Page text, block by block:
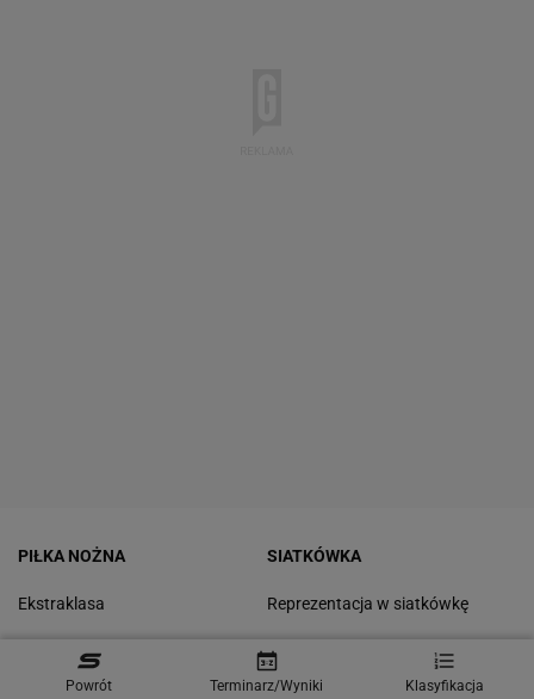
Powrót Terminarz/Wyniki Klasyfikacja
PIŁKA NOŻNA
Ekstraklasa
Reprezentacja
SIATKÓWKA
Reprezentacja w siatkówkę
PlusLiga